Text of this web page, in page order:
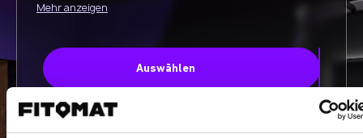
Mehr anzeigen
Auswählen